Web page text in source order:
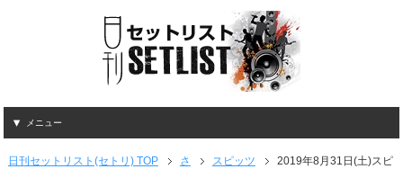
メニュー
日刊セットリスト(セトリ) TOP さ スピッツ
2019年8月31日(土)スピ